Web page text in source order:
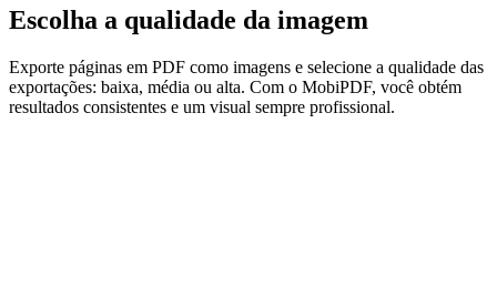
Escolha a qualidade da imagem
Exporte páginas em PDF como imagens e selecione a qualidade das
exportações: baixa, média ou alta. Com o MobiPDF, você obtém
resultados consistentes e um visual sempre profissional.